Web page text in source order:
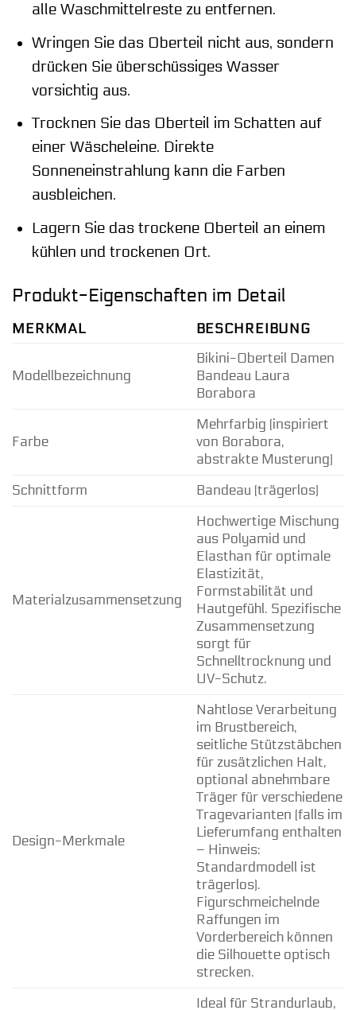
alle Waschmittelreste zu entfernen.
Wringen Sie das Oberteil nicht aus, sondern
drücken Sie überschüssiges Wasser
vorsichtig aus.
Trocknen Sie das Oberteil im Schatten auf
einer Wäscheleine. Direkte
Sonneneinstrahlung kann die Farben
ausbleichen.
Lagern Sie das trockene Oberteil an einem
kühlen und trockenen Ort.
Produkt-Eigenschaften im Detail
MERKMAL BESCHREIBUNG
Modellbezeichnung
Bikini-Oberteil Damen
Bandeau Laura
Borabora
Farbe
Mehrfarbig (inspiriert
von Borabora,
abstrakte Musterung)
Schnittform
Bandeau (trägerlos)
Materialzusammensetzung
Hochwertige Mischung
aus Polyamid und
Elasthan für optimale
Elastizität,
Formstabilität und
Hautgefühl. Spezifische
Zusammensetzung
sorgt für
Schnelltrocknung und
UV-Schutz.
Design-Merkmale
Nahtlose Verarbeitung
im Brustbereich,
seitliche Stützstäbchen
für zusätzlichen Halt,
optional abnehmbare
Träger für verschiedene
Tragevarianten (falls im
Lieferumfang enthalten
– Hinweis:
Standardmodell ist
trägerlos).
Figurschmeichelnde
Raffungen im
Vorderbereich können
die Silhouette optisch
strecken.
Ideal für Strandurlaub,